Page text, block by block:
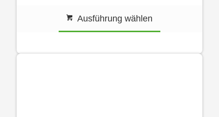
Ausführung wählen